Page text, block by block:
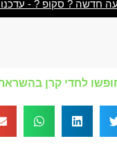
חדשה ? סקופ ? - עדכנו
לחדי קרן בהשראת